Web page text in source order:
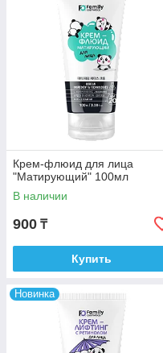
Крем-флюид для лица
"Матирующий" 100мл
В наличии
900 ₸
Купить
Новинка